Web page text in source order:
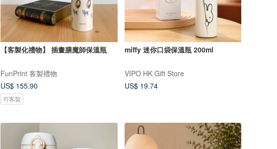
【客製化禮物】 插畫膳魔師保溫瓶
FunPrint 客製禮物
US$ 155.90
可客製
miffy 迷你口袋保溫瓶 200ml
VIPO HK Gift Store
US$ 19.74